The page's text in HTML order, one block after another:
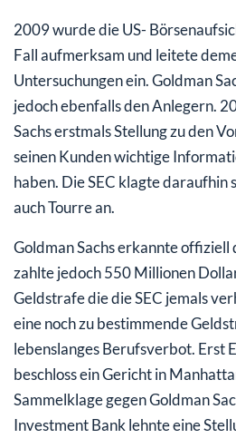
2009 wurde die US-
Fall aufmerksam und leitete
Untersuchungen ein. Goldman
jedoch ebenfalls den Anlegern.
Sachs erstmals Stellung zu den
seinen Kunden wichtige
haben. Die SEC klagte daraufhin
auch Tourre an.
Goldman Sachs erkannte offiziell
zahlte jedoch 550 Millionen
Geldstrafe die die SEC jemals
eine noch zu bestimmende
lebenslanges Berufsverbot. Erst
beschloss ein Gericht in
Sammelklage gegen Goldman
Investment Bank lehnte eine